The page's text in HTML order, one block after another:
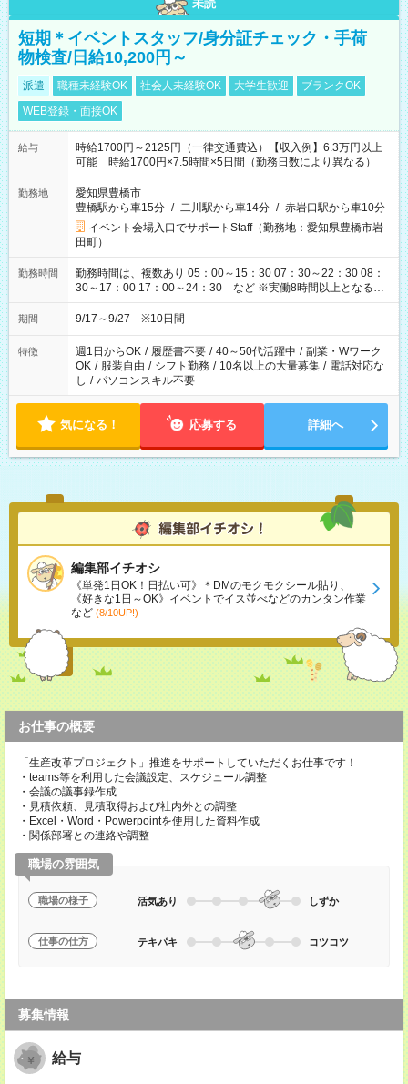
未読
短期＊イベントスタッフ/身分証チェック・手荷
物検査/日給10,200円～
派遣 職種未経験OK 社会人未経験OK 大学生歓迎
ブランクOK
WEB登録・面接OK
給与
時給1700円～2125円（一律交通費込）【収入例】6.3万円以上
可能 時給1700円×7.5時間×5日間（勤務日数により異なる）
勤務地
愛知県豊橋市
豊橋駅から車15分 / 二川駅から車14分 / 赤岩口駅から車10分
イベント会場入口でサポートStaff（勤務地：愛知県豊橋市岩
田町）
勤務時間
勤務時間は、複数あり 05：00～15：30 07：30～22：30 08：
30～17：00 17：00～24：30 など ※実働8時間以上となる勤
務もあります。 【休憩】60分+他休憩あり 交替で取得します。
安全面に配慮しこまめな休憩があります。
期間 9/17～9/27 ※10日間
特徴 週1日からOK / 履歴書不要 / 40～50代活躍中 / 副業・Wワーク
OK / 服装自由 / シフト勤務 / 10名以上の大量募集 / 電話対応な
し / パソコンスキル不要
気になる！ 応募する 詳細へ
編集部イチオシ
《単発1日OK！日払い可》＊DMのモクモクシール貼り、
《好きな1日～OK》イベントでイス並べなどのカンタン作業
など (8/10UP!)
お仕事の概要
「生産改革プロジェクト」推進をサポートしていただくお仕事です！
・teams等を利用した会議設定、スケジュール調整
・会議の議事録作成
・見積依頼、見積取得および社内外との調整
・Excel・Word・Powerpointを使用した資料作成
・関係部署との連絡や調整
職場の雰囲気
職場の様子 活気あり しずか
仕事の仕方 テキパキ コツコツ
募集情報
給与